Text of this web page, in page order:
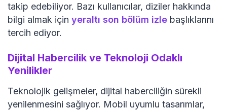
takip edebiliyor. Bazı kullanıcılar, diziler hakkında
bilgi almak içinyeraltı son bölüm izle başlıklarını
tercih ediyor.
Dijital Habercilik ve Teknoloji Odaklı
Yenilikler
Teknolojik gelişmeler, dijital haberciliğin sürekli
yenilenmesini sağlıyor. Mobil uyumlu tasarımlar,